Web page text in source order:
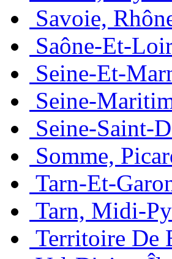
Savoie,
Saône-Et-
Seine-Et-
Seine-
Seine-Saint-
Somme,
Tarn-Et-
Tarn, Midi-
Territoire De